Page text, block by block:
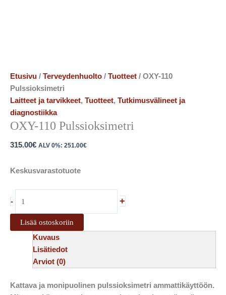
Etusivu / Terveydenhuolto / Tuotteet / OXY-110
Pulssioksimetri
Laitteet ja tarvikkeet, Tuotteet, Tutkimusvälineet ja
diagnostiikka
OXY-110 Pulssioksimetri
315.00€ ALV 0%: 251.00€
Keskusvarastotuote
- +
Lisää ostoskoriin
Kuvaus
Lisätiedot
Arviot (0)
Kattava ja monipuolinen pulssioksimetri ammattikäyttöön.